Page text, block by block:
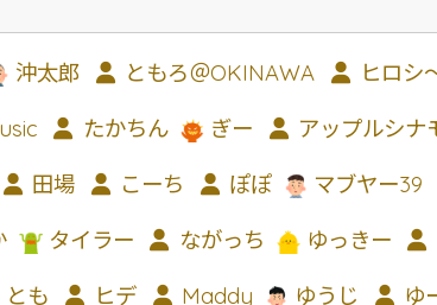
沖太郎 ともろ＠OKINAWA ヒロシ
たかちん ぎー アップルシナ
田場 こーち ぽぽ マブヤー39
タイラー ながっち ゆっきー
とも ヒデ Maddy ゆうじ ゆ